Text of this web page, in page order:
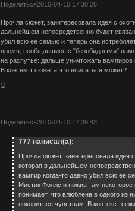
Поделиться2010-04-10 17:30:26
Прочла сюжет, заинтересовала идея с
дальнейшем непосредственно будет
убил всю её семью и теперь она
время, пообщавшись с "безобидными"
на распутье: дальше уничтожать вампиров
В контекст сюжета это вписаться может?
0
Поделиться2010-04-10 17:39:43
777 написал(а):
Прочла сюжет, заинтересовала идея
которая в дальнейшем
вампир когда-то давно убил всю её
Мистик Фоллс и пожив там
понимает, что влюблена в одного из
покориться чувствам. В контекст